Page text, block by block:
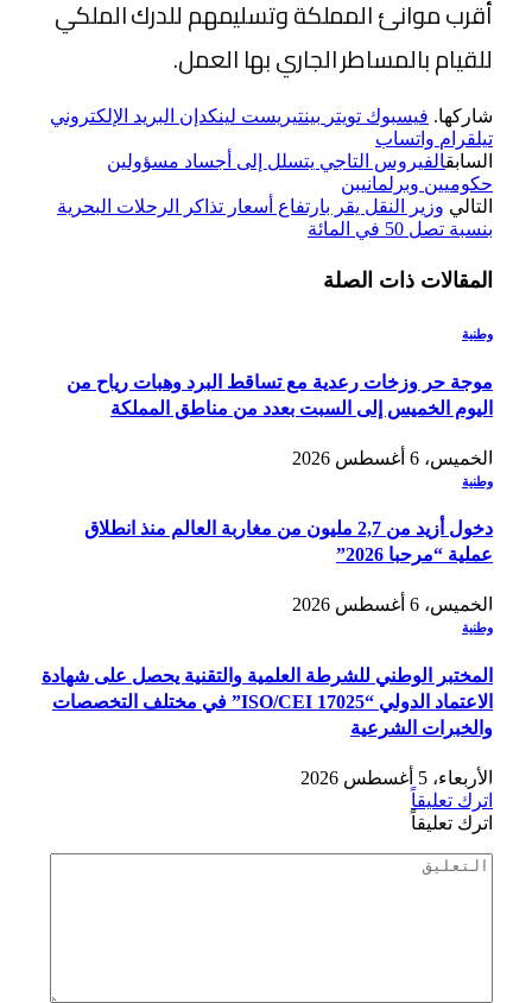
أقرب موانئ المملكة وتسليمهم للدرك الملكي
للقيام بالمساطر الجاري بها العمل.
شاركها. فيسبوك تويتر بينتيريست لينكدإن البريد الإلكتروني
تيلقرام واتساب
السابقالفيروس التاجي يتسلل إلى أجساد مسؤولين
حكوميين وبرلمانيبن
التالي وزير النقل يقر بارتفاع أسعار تذاكر الرحلات البحرية
بنسبة تصل 50 في المائة
المقالات ذات الصلة
وطنية
موجة حر وزخات رعدية مع تساقط البرد وهبات رياح من
اليوم الخميس إلى السبت بعدد من مناطق المملكة
الخميس، 6 أغسطس 2026
وطنية
دخول أزيد من 2,7 مليون من مغاربة العالم منذ انطلاق
عملية “مرحبا 2026”
الخميس، 6 أغسطس 2026
وطنية
المختبر الوطني للشرطة العلمية والتقنية يحصل على شهادة
الاعتماد الدولي “ISO/CEI 17025” في مختلف التخصصات
والخبرات الشرعية
الأربعاء، 5 أغسطس 2026
اترك تعليقاً
اترك تعليقاً